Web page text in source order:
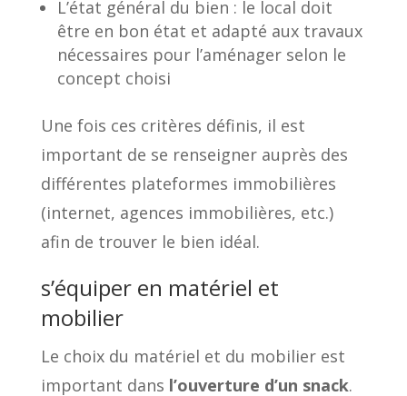
L’état général du bien : le local doit
être en bon état et adapté aux travaux
nécessaires pour l’aménager selon le
concept choisi
Une fois ces critères définis, il est
important de se renseigner auprès des
différentes plateformes immobilières
(internet, agences immobilières, etc.)
afin de trouver le bien idéal.
s’équiper en matériel et
mobilier
Le choix du matériel et du mobilier est
important dans l’ouverture d’un snack.